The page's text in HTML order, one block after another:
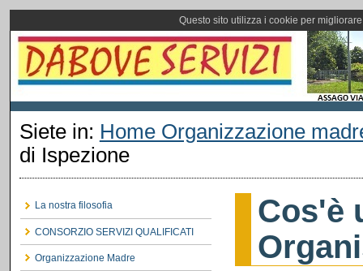
Questo sito utilizza i cookie per
Siete in: Home Organizzazione
di Ispezione
La nostra filosofia
CONSORZIO SERVIZI QUALIFICATI
Organizzazione Madre
Cos'è